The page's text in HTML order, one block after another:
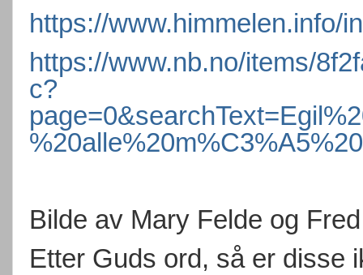
https://www.himmelen.info/
https://www.nb.no/items/
c?
Bilde av Mary Felde og
Etter Guds ord, så er disse